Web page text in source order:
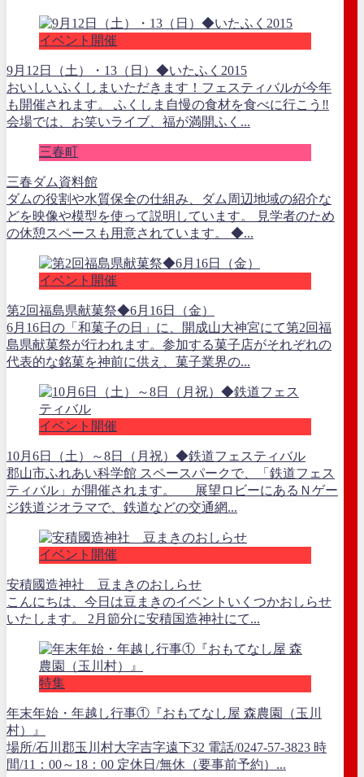
イベント開催
9月12日（土）・13（日）◆いたふく2015
おいしいふくしまいただきます！フェスティバルが今年
も開催されます。 ふくしま自慢の食材を食べに行こう‼
会場では、お笑いライブ、福が満開ふく...
三春町
三春ダム資料館
ダムの役割や水質保全の仕組み、ダム周辺地域の紹介な
どを映像や模型を使って説明しています。 見学者のため
の休憩スペースも用意されています。 ◆...
イベント開催
第2回福島県献菓祭◆6月16日（金）
6月16日の「和菓子の日」に、開成山大神宮にて第2回福
島県献菓祭が行われます。参加する菓子店がそれぞれの
代表的な銘菓を神前に供え、菓子業界の...
イベント開催
10月6日（土）～8日（月祝）◆鉄道フェスティバル
郡山市ふれあい科学館 スペースパークで、「鉄道フェス
ティバル」が開催されます。 展望ロビーにあるＮゲー
ジ鉄道ジオラマで、鉄道などの交通網...
イベント開催
安積國造神社 豆まきのおしらせ
こんにちは、今日は豆まきのイベントいくつかおしらせ
いたします。 2月節分に安積国造神社にて...
特集
年末年始・年越し行事①『おもてなし屋 森農園（玉川
村）』
場所/石川郡玉川村大字吉字遠下32 電話/0247-57-3823 時
間/11：00～18：00 定休日/無休（要事前予約）...